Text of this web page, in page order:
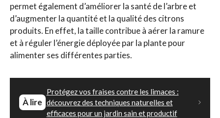
permet également d’améliorer la santé de l’arbre et
d’augmenter la quantité et la qualité des citrons
produits. En effet, la taille contribue à aérer la ramure
et à réguler l’énergie déployée par la plante pour
alimenter ses différentes parties.
À lire
Protégez vos fraises contre les limaces :
découvrez des techniques naturelles et
efficaces pour un jardin sain et productif